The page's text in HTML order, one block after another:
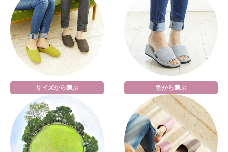
サイズから選ぶ 型から選ぶ